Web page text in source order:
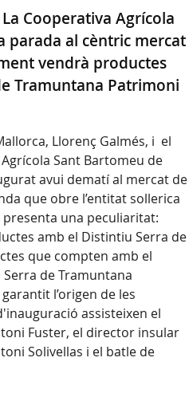
Cooperativa Agrícola
parada al cèntric mercat
vendrà productes
Tramuntana Patrimoni
Llorenç Galmés, i el
Sant Bartomeu de
avui dematí al mercat de
que obre l’entitat sollerica
presenta una peculiaritat:
amb el Distintiu Serra de
que compten amb el
de Tramuntana
l’origen de les
assisteixen el
Fuster, el director insular
Solivellas i el batle de